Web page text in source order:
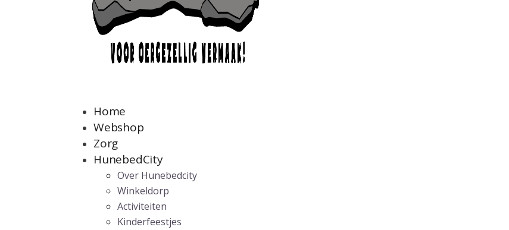
Home
Webshop
Zorg
HunebedCity
Over Hunebedcity
Winkeldorp
Activiteiten
Kinderfeestjes